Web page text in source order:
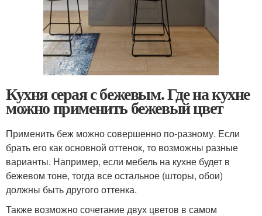
Кухня серая с бежевым. Где на кухне
можно применить бежевый цвет
Применить беж можно совершенно по-разному. Если
брать его как основной оттенок, то возможны разные
варианты. Например, если мебель на кухне будет в
бежевом тоне, тогда все остальное (шторы, обои)
должны быть другого оттенка.
Также возможно сочетание двух цветов в самом